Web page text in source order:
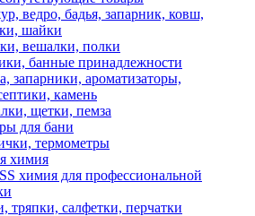
ведро, бадья, запарник, ковш,
шайки
вешалки, полки
банные принадлежности
запарники, ароматизаторы,
камень
щетки, пемза
для бани
термометры
химия
химия для профессиональной
тряпки, салфетки, перчатки